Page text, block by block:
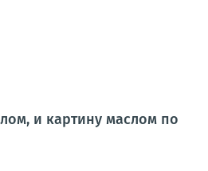
и картину маслом по